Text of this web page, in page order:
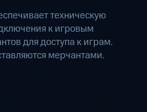
техническую
к игровым
для доступа к играм.
мерчантами.